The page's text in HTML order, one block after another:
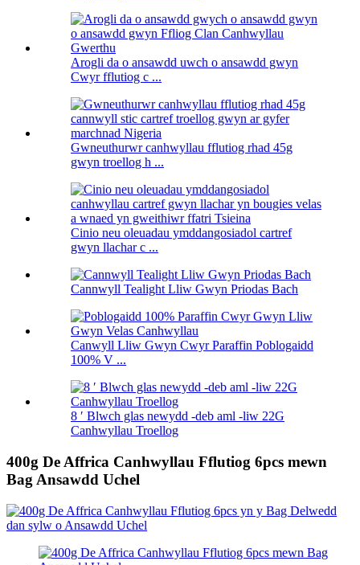
Arogli da o ansawdd uwch o ansawdd gwyn
Cwyr fflutiog c ...
Gwneuthurwr canhwyllau fflutiog rhad 45g
gwyn troellog h ...
Cinio neu oleuadau ymddangosiadol cartref
gwyn llachar c ...
Cannwyll Tealight Lliw Gwyn Priodas Bach
Canwyll Lliw Gwyn Cwyr Paraffin Poblogaidd
100% V ...
8 ′ Blwch glas newydd -deb aml -liw 22G
Canhwyllau Troellog
400g De Affrica Canhwyllau Fflutiog 6pcs mewn
Bag Ansawdd Uchel